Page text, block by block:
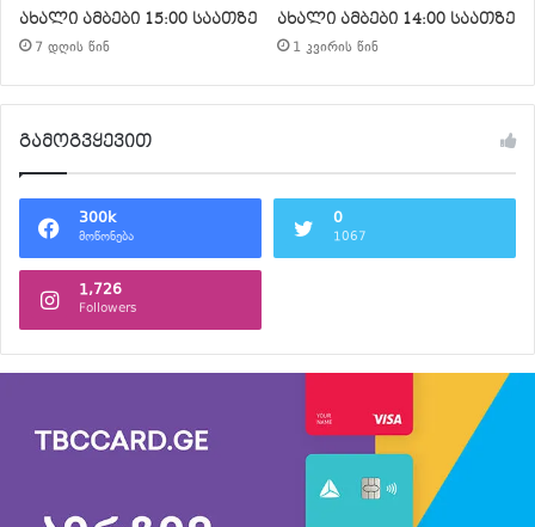
ახალი ამბები 15:00 საათზე
7 დღის წინ
ახალი ამბები 14:00 საათზე
1 კვირის წინ
გამოგვყევით
300k
მოწონება
0
1067
1,726
Followers